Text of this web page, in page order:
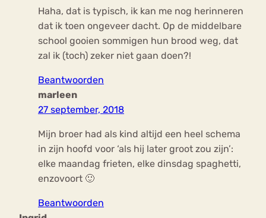
Haha, dat is typisch, ik kan me nog herinneren
dat ik toen ongeveer dacht. Op de middelbare
school gooien sommigen hun brood weg, dat
zal ik (toch) zeker niet gaan doen?!
Beantwoorden
marleen
27 september, 2018
Mijn broer had als kind altijd een heel schema
in zijn hoofd voor ‘als hij later groot zou zijn’:
elke maandag frieten, elke dinsdag spaghetti,
enzovoort 🙂
Beantwoorden